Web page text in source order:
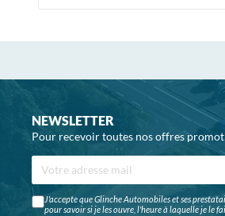
NEWSLETTER
Pour recevoir toutes nos offres
J'accepte que Glinche Automobiles et ses
pour savoir si je les ouvre, l'heure à laquelle je le